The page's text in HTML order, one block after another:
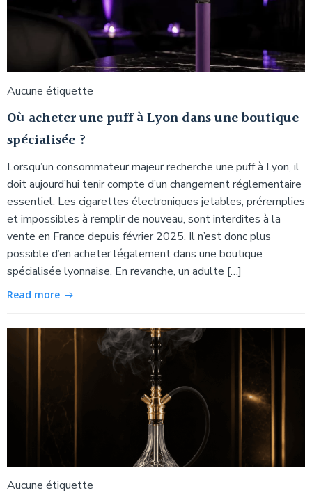
Aucune étiquette
Où acheter une puff à Lyon dans une boutique
spécialisée ?
Lorsqu’un consommateur majeur recherche une puff à Lyon, il
doit aujourd’hui tenir compte d’un changement réglementaire
essentiel. Les cigarettes électroniques jetables, préremplies
et impossibles à remplir de nouveau, sont interdites à la
vente en France depuis février 2025. Il n’est donc plus
possible d’en acheter légalement dans une boutique
spécialisée lyonnaise. En revanche, un adulte […]
Read more
Aucune étiquette